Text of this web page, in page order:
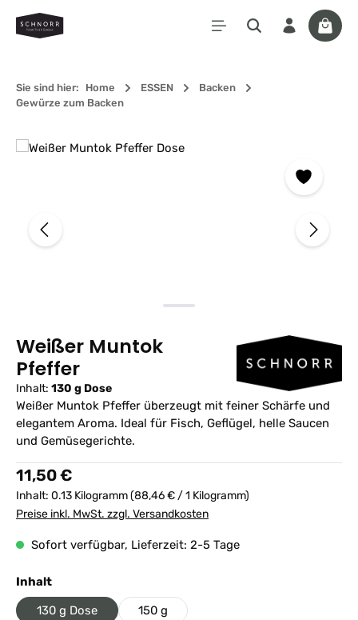
Zum Hauptinhalt springen
Sie sind hier: Home ESSEN
Backen
Gewürze zum Backen
Bildergalerie überspringen
Weißer Muntok
Pfeffer
Inhalt: 130 g Dose
Weißer Muntok Pfeffer überzeugt mit feiner Schärfe und
elegantem Aroma. Ideal für Fisch, Geflügel, helle Saucen
und Gemüsegerichte.
Regulärer Preis:
11,50 €
Inhalt: 0.13 Kilogramm(88,46 € / 1 Kilogramm)
Preise inkl. MwSt. zzgl. Versandkosten
Sofort verfügbar, Lieferzeit: 2-5 Tage
Inhaltauswählen
130 g Dose 150 g